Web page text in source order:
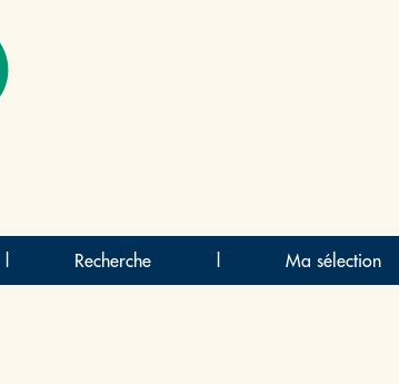
Recherche Ma sélection